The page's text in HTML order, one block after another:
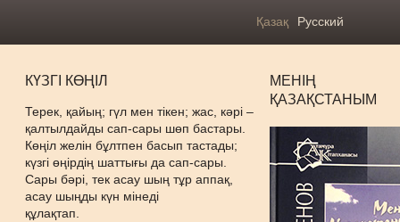
Қазақ Русский
КҮЗГІ КӨҢІЛ
Терек, қайың; гүл мен тікен; жас, кәрі –
қалтылдайды сап-сары шөп бастары.
Көңіл желін бұлтпен басып тастады;
күзгі өңірдің шаттығы да сап-сары.
Сары бәрі, тек асау шың тұр аппақ,
асау шыңды күн мінеді
МЕНІҢ
ҚАЗАҚСТАНЫМ